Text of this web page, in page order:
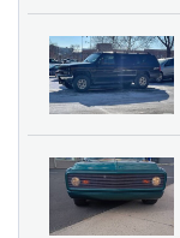
m
p
v
i
d
e